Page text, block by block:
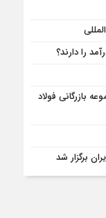
را دارند؟
بازرگانی فولاد
برگزار شد